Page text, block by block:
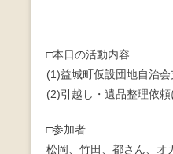
□本日の活動内容
(1)益城町仮設団地自治会
(2)引越し・遺品整理依
□参加者
松岡、竹田、都さん、オ